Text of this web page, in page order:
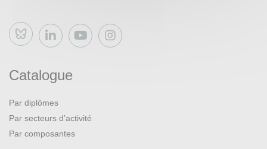
Bluesky
Catalogue
Par diplômes
Par secteurs d’activité
Par composantes